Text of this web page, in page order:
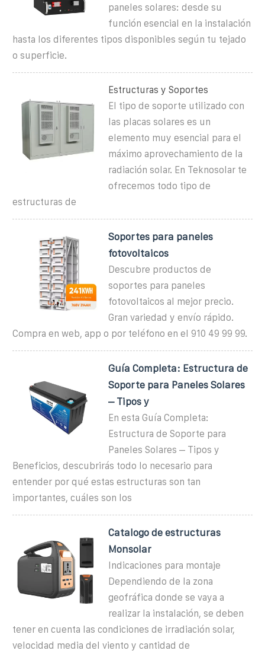
paneles solares: desde su
función esencial en la instalación
hasta los diferentes tipos disponibles según tu tejado
o superficie.
Estructuras y Soportes
El tipo de soporte utilizado con
las placas solares es un
elemento muy esencial para el
máximo aprovechamiento de la
radiación solar. En Teknosolar te
ofrecemos todo tipo de
estructuras de
Soportes para paneles
fotovoltaicos
Descubre productos de
soportes para paneles
fotovoltaicos al mejor precio.
Gran variedad y envío rápido.
Compra en web, app o por teléfono en el 910 49 99 99.
Guía Completa: Estructura de
Soporte para Paneles Solares
– Tipos y
En esta Guía Completa:
Estructura de Soporte para
Paneles Solares – Tipos y
Beneficios, descubrirás todo lo necesario para
entender por qué estas estructuras son tan
importantes, cuáles son los
Catalogo de estructuras
Monsolar
Indicaciones para montaje
Dependiendo de la zona
geofráfica donde se vaya a
realizar la instalación, se deben
tener en cuenta las condiciones de irradiación solar,
velocidad media del viento y cantidad de